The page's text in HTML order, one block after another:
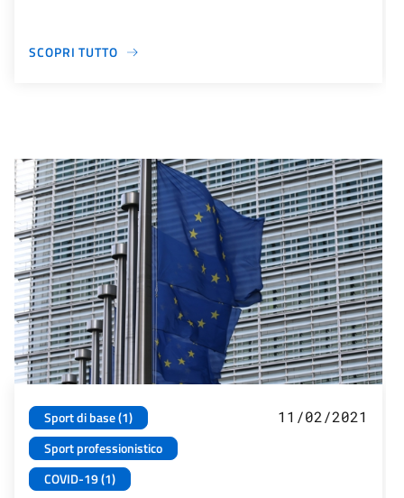
SCOPRI TUTTO
Sport di base (1)
Sport professionistico
COVID-19 (1)
11/02/2021